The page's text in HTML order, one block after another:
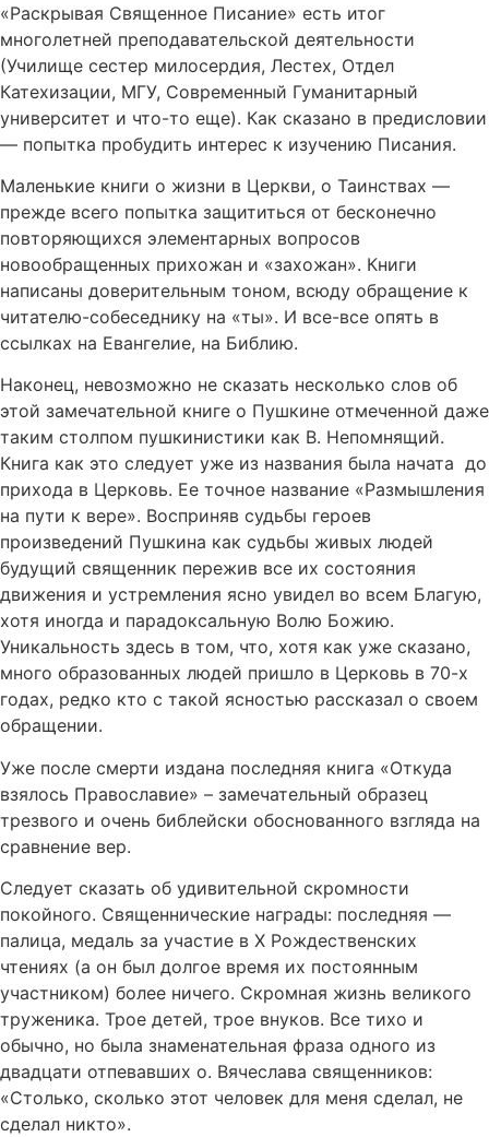
«Раскрывая Священное Писание» есть итог
многолетней преподавательской деятельности
(Училище сестер милосердия, Лестех, Отдел
Катехизации, МГУ, Современный Гуманитарный
университет и что-то еще). Как сказано в предисловии
— попытка пробудить интерес к изучению Писания.
Маленькие книги о жизни в Церкви, о Таинствах —
прежде всего попытка защититься от бесконечно
повторяющихся элементарных вопросов
новообращенных прихожан и «захожан». Книги
написаны доверительным тоном, всюду обращение к
читателю-собеседнику на «ты». И все-все опять в
ссылках на Евангелие, на Библию.
Наконец, невозможно не сказать несколько слов об
этой замечательной книге о Пушкине отмеченной даже
таким столпом пушкинистики как В. Непомнящий.
Книга как это следует уже из названия была начата до
прихода в Церковь. Ее точное название «Размышления
на пути к вере». Восприняв судьбы героев
произведений Пушкина как судьбы живых людей
будущий священник пережив все их состояния
движения и устремления ясно увидел во всем Благую,
хотя иногда и парадоксальную Волю Божию.
Уникальность здесь в том, что, хотя как уже сказано,
много образованных людей пришло в Церковь в 70-х
годах, редко кто с такой ясностью рассказал о своем
обращении.
Уже после смерти издана последняя книга «Откуда
взялось Православие» – замечательный образец
трезвого и очень библейски обоснованного взгляда на
сравнение вер.
Следует сказать об удивительной скромности
покойного. Священнические награды: последняя —
палица, медаль за участие в Х Рождественских
чтениях (а он был долгое время их постоянным
участником) более ничего. Скромная жизнь великого
труженика. Трое детей, трое внуков. Все тихо и
обычно, но была знаменательная фраза одного из
двадцати отпевавших о. Вячеслава священников:
«Столько, сколько этот человек для меня сделал, не
сделал никто».